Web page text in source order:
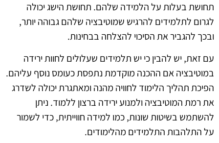
תחושת בעלות על הלמידה שלהם. תחושת הישג יכולה
לגרום לתלמידים להרגיש שמוטיבציה שלהם גבוהה יותר,
ובכך להגביר את הסיכוי להצלחה בבחינות.
עם זאת, יש להבין כי יש תלמידים שעלולים לחוות ירידה
במוטיבציה אם ההכנה מוקדמת נתפסת כעומס נוסף עליהם.
הפיכת תהליך הלימוד לחוויה מהנה ומאתגרת יכולה לשדרג
את רמת המוטיבציה ולמנוע ירידה ברצון ללמוד. ניתן
להשתמש בשיטות שונות, כמו למידה חווייתית, כדי לשמור
על התלהבות התלמידים מהלימודים.